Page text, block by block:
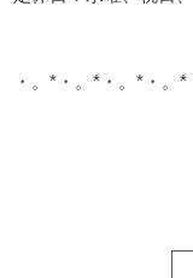
・。*・。*・。*・。